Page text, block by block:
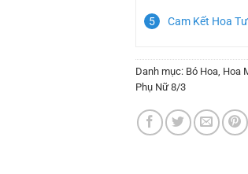
Cam Kết Hoa
Danh mục: Bó Hoa Hoa
Phụ Nữ 8/3